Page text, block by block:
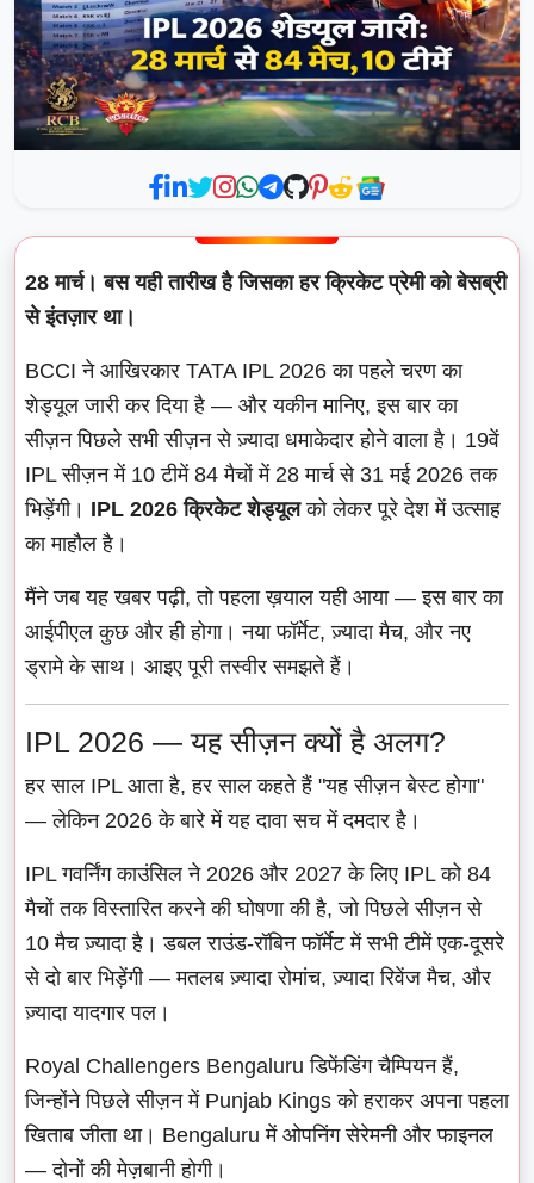
28 मार्च। बस यही तारीख है जिसका हर क्रिकेट प्रेमी को बेसब्री
से इंतज़ार था।
BCCI ने आखिरकार TATA IPL 2026 का पहले चरण का
शेड्यूल जारी कर दिया है — और यकीन मानिए, इस बार का
सीज़न पिछले सभी सीज़न से ज़्यादा धमाकेदार होने वाला है। 19वें
IPL सीज़न में 10 टीमें 84 मैचों में 28 मार्च से 31 मई 2026 तक
भिड़ेंगी। IPL 2026 क्रिकेट शेड्यूलको लेकर पूरे देश में उत्साह
का माहौल है।
मैंने जब यह खबर पढ़ी, तो पहला ख़याल यही आया — इस बार का
आईपीएल कुछ और ही होगा। नया फॉर्मेट, ज़्यादा मैच, और नए
ड्रामे के साथ। आइए पूरी तस्वीर समझते हैं।
IPL 2026 — यह सीज़न क्यों है अलग?
हर साल IPL आता है, हर साल कहते हैं "यह सीज़न बेस्ट होगा"
— लेकिन 2026 के बारे में यह दावा सच में दमदार है।
IPL गवर्निंग काउंसिल ने 2026 और 2027 के लिए IPL को 84
मैचों तक विस्तारित करने की घोषणा की है, जो पिछले सीज़न से
10 मैच ज़्यादा है। डबल राउंड-रॉबिन फॉर्मेट में सभी टीमें एक-दूसरे
से दो बार भिड़ेंगी — मतलब ज़्यादा रोमांच, ज़्यादा रिवेंज मैच, और
ज़्यादा यादगार पल।
Royal Challengers Bengaluru डिफेंडिंग चैम्पियन हैं,
जिन्होंने पिछले सीज़न में Punjab Kings को हराकर अपना पहला
खिताब जीता था। Bengaluru में ओपनिंग सेरेमनी और फाइनल
— दोनों की मेज़बानी होगी।